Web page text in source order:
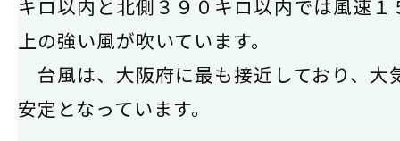
キロ以内と北側３９０キロ以内では風速１
上の強い風が吹いています。
台風は、大阪府に最も接近しており、大
安定となっています。